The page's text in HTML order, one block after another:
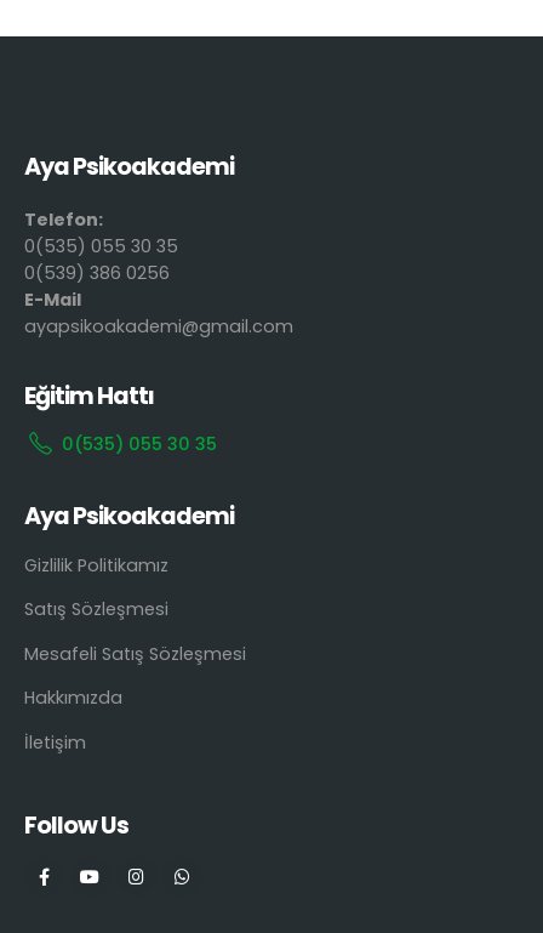
Aya Psikoakademi
Telefon:
0(535) 055 30 35
0(539) 386 0256
E-Mail
ayapsikoakademi@gmail.com
Eğitim Hattı
0(535) 055 30 35
Aya Psikoakademi
Gizlilik Politikamız
Satış Sözleşmesi
Mesafeli Satış Sözleşmesi
Hakkımızda
İletişim
Follow Us